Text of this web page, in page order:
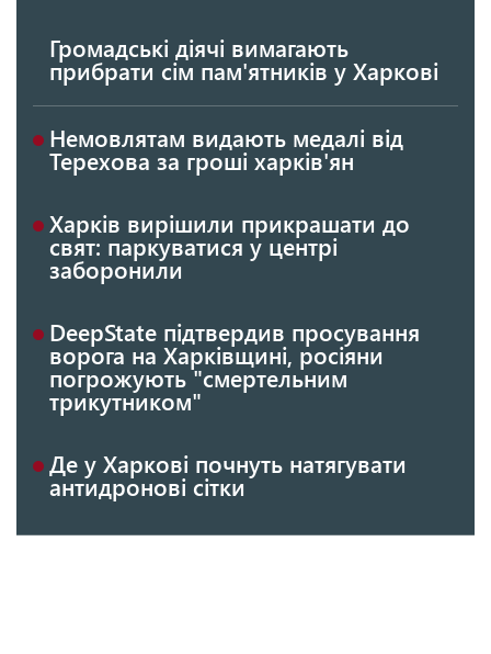
Громадські діячі вимагають
прибрати сім пам'ятників у Харкові
Немовлятам видають медалі від
Терехова за гроші харків'ян
Харків вирішили прикрашати до
свят: паркуватися у центрі
заборонили
DeepState підтвердив просування
ворога на Харківщині, росіяни
погрожують "смертельним
трикутником"
Де у Харкові почнуть натягувати
антидронові сітки